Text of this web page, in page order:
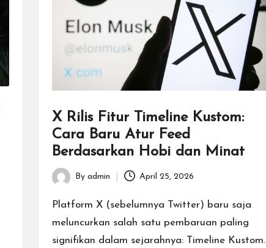
X Rilis Fitur Timeline Kustom:
Cara Baru Atur Feed
Berdasarkan Hobi dan Minat
Posted
by
By admin April 25, 2026
Platform X (sebelumnya Twitter) baru saja
meluncurkan salah satu pembaruan paling
signifikan dalam sejarahnya: Timeline Kustom.